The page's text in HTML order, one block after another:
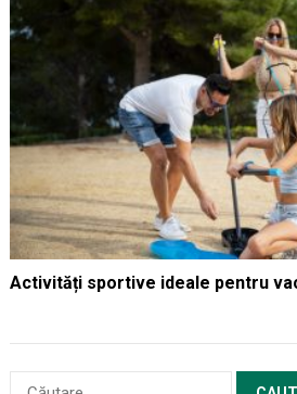
Activități sportive ideale pentru
Caută